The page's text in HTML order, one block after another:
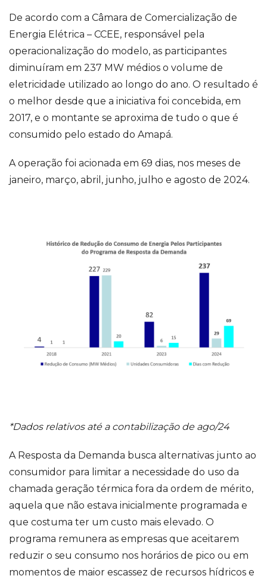
De acordo com a Câmara de Comercialização de
Energia Elétrica – CCEE, responsável pela
operacionalização do modelo, as participantes
diminuíram em 237 MW médios o volume de
eletricidade utilizado ao longo do ano. O resultado é
o melhor desde que a iniciativa foi concebida, em
2017, e o montante se aproxima de tudo o que é
consumido pelo estado do Amapá.
A operação foi acionada em 69 dias, nos meses de
janeiro, março, abril, junho, julho e agosto de 2024.
*Dados relativos até a contabilização de ago/24
A Resposta da Demanda busca alternativas junto ao
consumidor para limitar a necessidade do uso da
chamada geração térmica fora da ordem de mérito,
aquela que não estava inicialmente programada e
que costuma ter um custo mais elevado. O
programa remunera as empresas que aceitarem
reduzir o seu consumo nos horários de pico ou em
momentos de maior escassez de recursos hídricos e